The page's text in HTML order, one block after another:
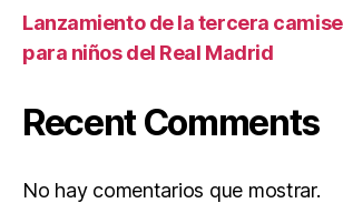
Lanzamiento de la tercera
para niños del Real Madrid
Recent Comments
No hay comentarios que mostrar.